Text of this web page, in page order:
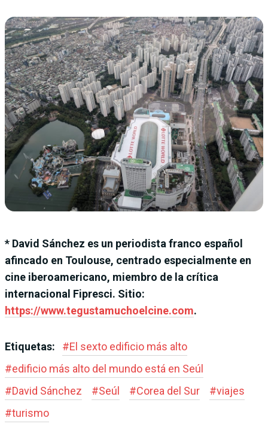
* David Sánchez es un periodista franco español
afincado en Toulouse, centrado especialmente en
cine iberoamericano, miembro de la crítica
internacional Fipresci. Sitio:
https://www.tegustamuchoelcine.com.
Etiquetas: #El sexto edificio más alto
#edificio más alto del mundo está en Seúl
#David Sánchez #Seúl #Corea del Sur #viajes
#turismo